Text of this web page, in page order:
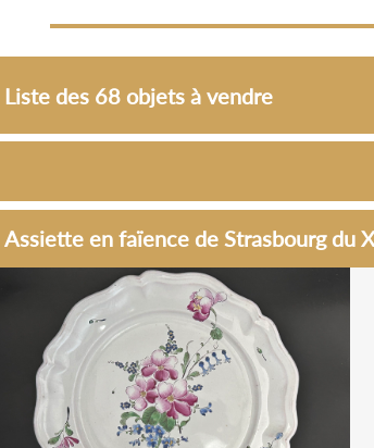
Liste des 68 objets à vendre
Assiette en faïence de Strasbourg du